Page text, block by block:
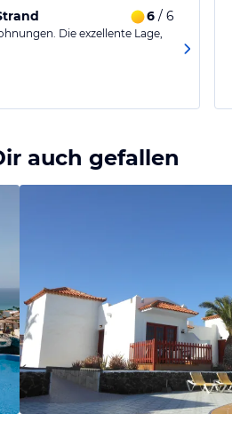
6 / 6
Die exzellente Lage,
auch gefallen